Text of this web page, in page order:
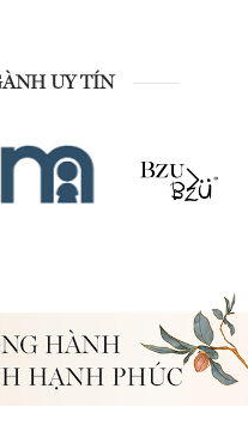
UY TÍN